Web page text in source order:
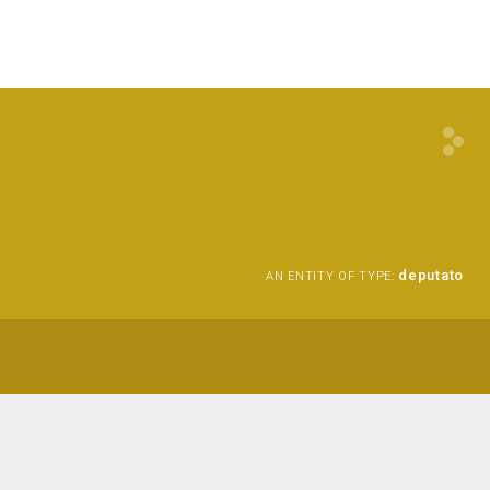
AN ENTITY OF TYPE: deputato